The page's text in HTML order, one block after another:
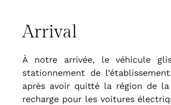
Arrival
À notre arrivée, le véhicule
stationnement de
après avoir quitté la région de la
recharge pour les voitures